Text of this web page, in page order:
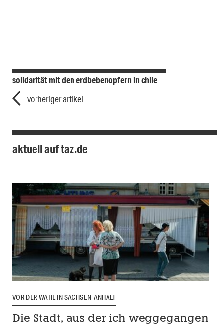
solidarität mit den erdbebenopfern in chile
vorheriger artikel
aktuell auf taz.de
VOR DER WAHL IN SACHSEN-ANHALT
Die Stadt, aus der ich weggegangen